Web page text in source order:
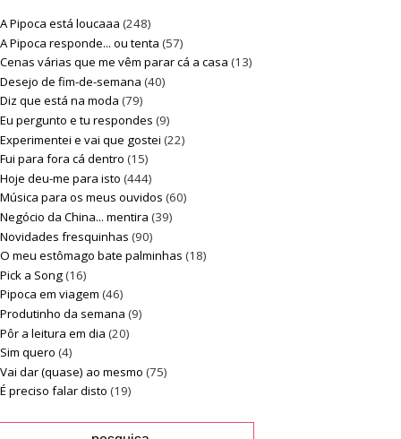
A Pipoca está loucaaa (248)
A Pipoca responde... ou tenta (57)
Cenas várias que me vêm parar cá a casa (13)
Desejo de fim-de-semana (40)
Diz que está na moda (79)
Eu pergunto e tu respondes (9)
Experimentei e vai que gostei (22)
Fui para fora cá dentro (15)
Hoje deu-me para isto (444)
Música para os meus ouvidos (60)
Negócio da China... mentira (39)
Novidades fresquinhas (90)
O meu estômago bate palminhas (18)
Pick a Song(16)
Pipoca em viagem (46)
Produtinho da semana (9)
Pôr a leitura em dia (20)
Sim quero (4)
Vai dar (quase) ao mesmo (75)
É preciso falar disto (19)